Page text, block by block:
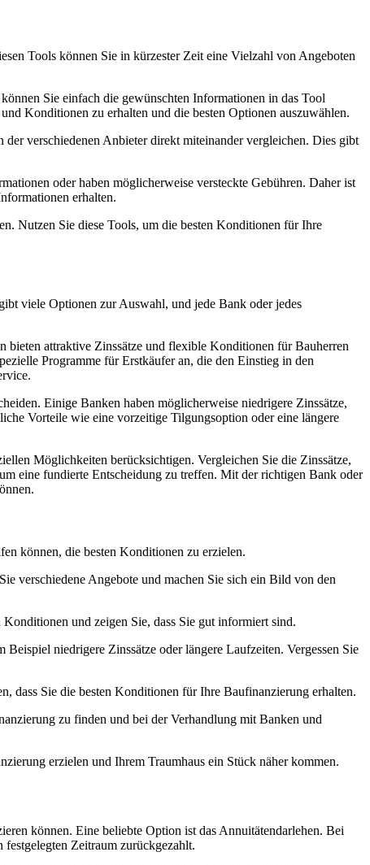
Tools können Sie in kürzester Zeit eine Vielzahl von Angeboten
Sie einfach die gewünschten Informationen in das Tool
Konditionen zu erhalten und die besten Optionen auszuwählen.
verschiedenen Anbieter direkt miteinander vergleichen. Dies gibt
oder haben möglicherweise versteckte Gebühren. Daher ist
erhalten.
Nutzen Sie diese Tools, um die besten Konditionen für Ihre
viele Optionen zur Auswahl, und jede Bank oder jedes
attraktive Zinssätze und flexible Konditionen für Bauherren
Programme für Erstkäufer an, die den Einstieg in den
Einige Banken haben möglicherweise niedrigere Zinssätze,
Vorteile wie eine vorzeitige Tilgungsoption oder eine längere
Möglichkeiten berücksichtigen. Vergleichen Sie die Zinssätze,
eine fundierte Entscheidung zu treffen. Mit der richtigen Bank oder
können, die besten Konditionen zu erzielen.
verschiedene Angebote und machen Sie sich ein Bild von den
und zeigen Sie, dass Sie gut informiert sind.
niedrigere Zinssätze oder längere Laufzeiten. Vergessen Sie
dass Sie die besten Konditionen für Ihre Baufinanzierung erhalten.
zu finden und bei der Verhandlung mit Banken und
erzielen und Ihrem Traumhaus ein Stück näher kommen.
können. Eine beliebte Option ist das Annuitätendarlehen. Bei
Zeitraum zurückgezahlt.